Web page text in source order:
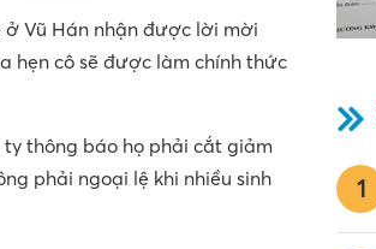
ở Vũ Hán nhận được lời mời
hẹn cô sẽ được làm chính thức
thông báo họ phải cắt giảm
phải ngoại lệ khi nhiều sinh
1